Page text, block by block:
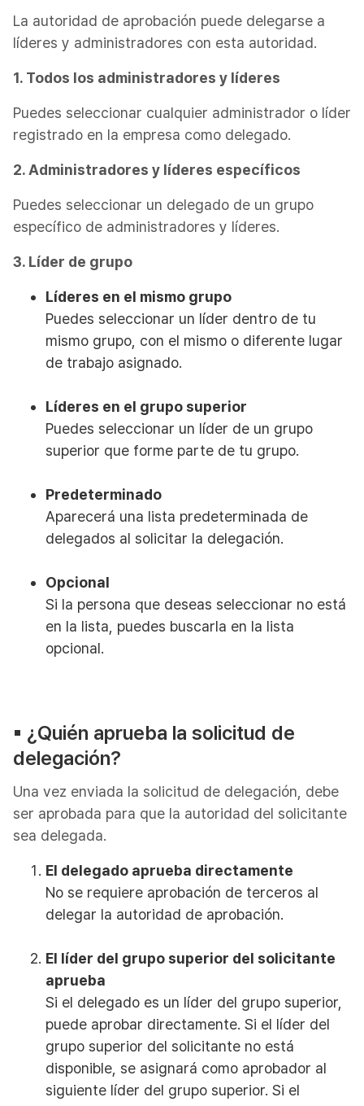
La autoridad de aprobación puede delegarse a
líderes y administradores con esta autoridad.
1. Todos los administradores y líderes
Puedes seleccionar cualquier administrador o líder
registrado en la empresa como delegado.
2. Administradores y líderes específicos
Puedes seleccionar un delegado de un grupo
específico de administradores y líderes.
3. Líder de grupo
Líderes en el mismo grupo
Puedes seleccionar un líder dentro de tu
mismo grupo, con el mismo o diferente lugar
de trabajo asignado.
Líderes en el grupo superior
Puedes seleccionar un líder de un grupo
superior que forme parte de tu grupo.
Predeterminado
Aparecerá una lista predeterminada de
delegados al solicitar la delegación.
Opcional
Si la persona que deseas seleccionar no está
en la lista, puedes buscarla en la lista
opcional.
▪︎ ¿Quién aprueba la solicitud de
delegación?
Una vez enviada la solicitud de delegación, debe
ser aprobada para que la autoridad del solicitante
sea delegada.
El delegado aprueba directamente
No se requiere aprobación de terceros al
delegar la autoridad de aprobación.
El líder del grupo superior del solicitante
aprueba
Si el delegado es un líder del grupo superior,
puede aprobar directamente. Si el líder del
grupo superior del solicitante no está
disponible, se asignará como aprobador al
siguiente líder del grupo superior. Si el